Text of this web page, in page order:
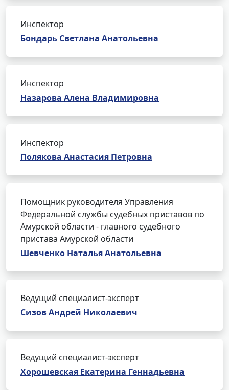
Инспектор
Бондарь Светлана Анатольевна
Инспектор
Назарова Алена Владимировна
Инспектор
Полякова Анастасия Петровна
Помощник руководителя Управления
Федеральной службы судебных приставов по
Амурской области - главного судебного
пристава Амурской области
Шевченко Наталья Анатольевна
Ведущий специалист-эксперт
Сизов Андрей Николаевич
Ведущий специалист-эксперт
Хорошевская Екатерина Геннадьевна